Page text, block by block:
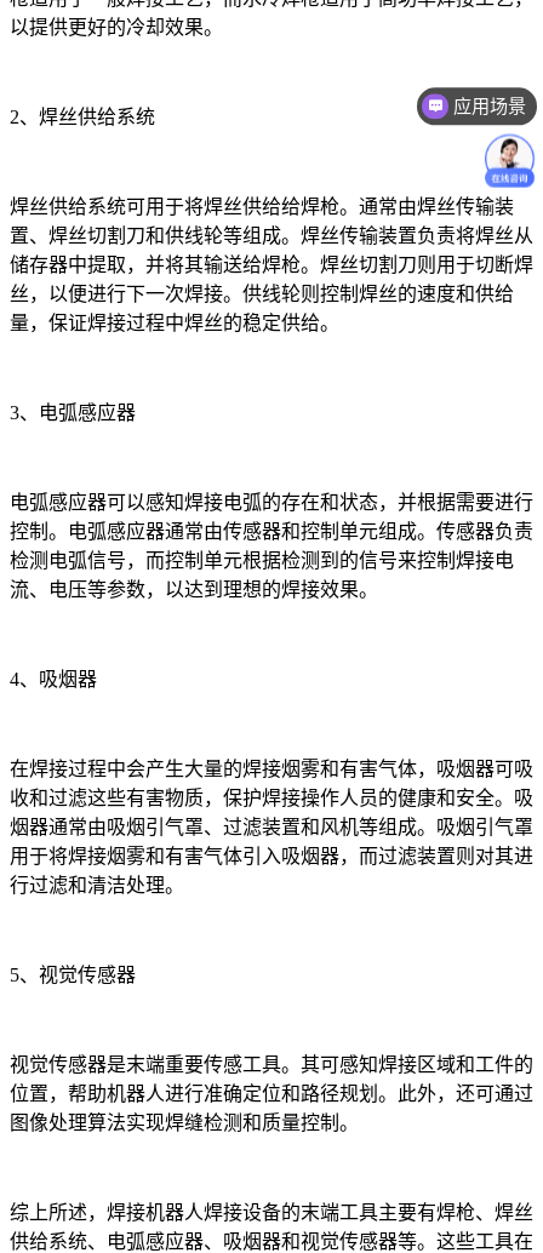
以提供更好的冷却效果。
2、焊丝供给系统
焊丝供给系统可用于将焊丝供给给焊枪。通常由焊丝传输装
置、焊丝切割刀和供线轮等组成。焊丝传输装置负责将焊丝从
储存器中提取，并将其输送给焊枪。焊丝切割刀则用于切断焊
丝，以便进行下一次焊接。供线轮则控制焊丝的速度和供给
量，保证焊接过程中焊丝的稳定供给。
3、电弧感应器
电弧感应器可以感知焊接电弧的存在和状态，并根据需要进行
控制。电弧感应器通常由传感器和控制单元组成。传感器负责
检测电弧信号，而控制单元根据检测到的信号来控制焊接电
流、电压等参数，以达到理想的焊接效果。
4、吸烟器
在焊接过程中会产生大量的焊接烟雾和有害气体，吸烟器可吸
收和过滤这些有害物质，保护焊接操作人员的健康和安全。吸
烟器通常由吸烟引气罩、过滤装置和风机等组成。吸烟引气罩
用于将焊接烟雾和有害气体引入吸烟器，而过滤装置则对其进
行过滤和清洁处理。
5、视觉传感器
视觉传感器是末端重要传感工具。其可感知焊接区域和工件的
位置，帮助机器人进行准确定位和路径规划。此外，还可通过
图像处理算法实现焊缝检测和质量控制。
综上所述，焊接机器人焊接设备的末端工具主要有焊枪、焊丝
供给系统、电弧感应器、吸烟器和视觉传感器等。这些工具在
应用场景
价格咨询